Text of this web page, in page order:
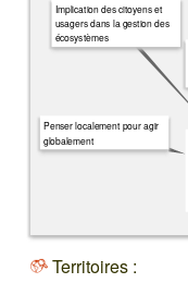
Implication des citoyens et
usagers dans la gestion des
écosystèmes
Penser localement pour agir
globalement
Territoires :